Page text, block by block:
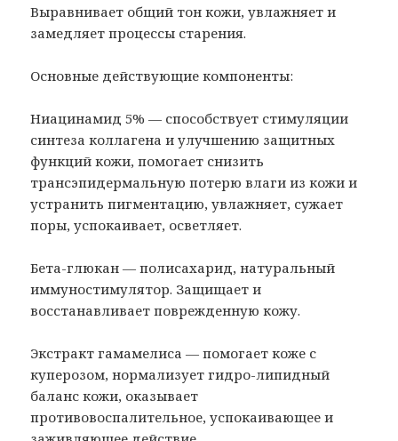
Выравнивает общий тон кожи, увлажняет и
замедляет процессы старения.
Основные действующие компоненты:
Ниацинамид 5% — способствует стимуляции
синтеза коллагена и улучшению защитных
функций кожи, помогает снизить
трансэпидермальную потерю влаги из кожи и
устранить пигментацию, увлажняет, сужает
поры, успокаивает, осветляет.
Бета-глюкан — полисахарид, натуральный
иммуностимулятор. Защищает и
восстанавливает поврежденную кожу.
Экстракт гамамелиса — помогает коже с
куперозом, нормализует гидро-липидный
баланс кожи, оказывает
противовоспалительное, успокаивающее и